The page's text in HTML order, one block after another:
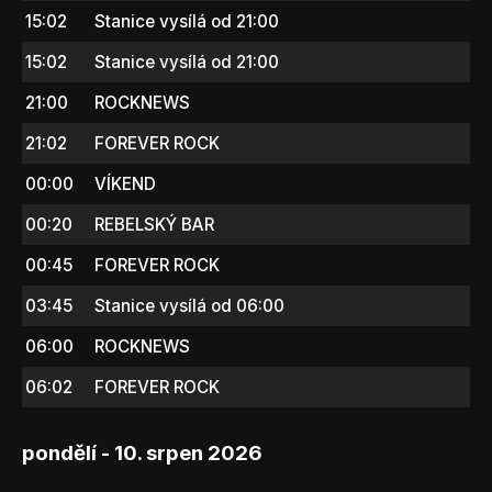
15:02
Stanice vysílá od 21:00
15:02
Stanice vysílá od 21:00
21:00
ROCKNEWS
21:02
FOREVER ROCK
00:00
VÍKEND
00:20
REBELSKÝ BAR
00:45
FOREVER ROCK
03:45
Stanice vysílá od 06:00
06:00
ROCKNEWS
06:02
FOREVER ROCK
pondělí - 10. srpen 2026